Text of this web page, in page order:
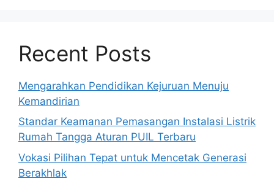
Recent Posts
Mengarahkan Pendidikan Kejuruan Menuju
Kemandirian
Standar Keamanan Pemasangan Instalasi Listrik
Rumah Tangga Aturan PUIL Terbaru
Vokasi Pilihan Tepat untuk Mencetak Generasi
Berakhlak